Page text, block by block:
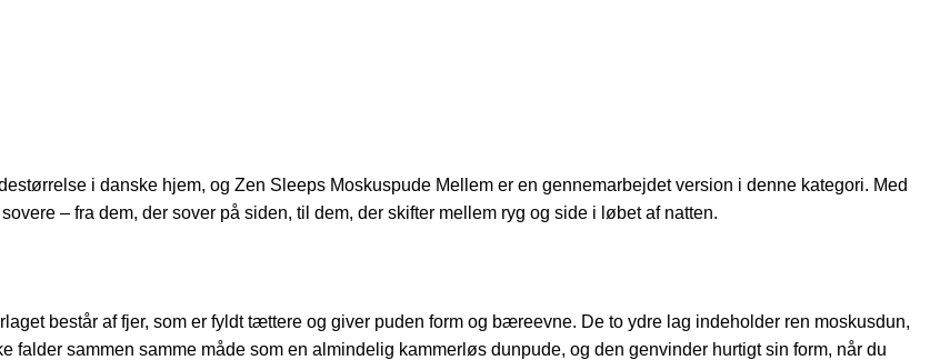
i danske hjem, og Zen Sleeps Moskuspude Mellem er en gennemarbejdet version i denne kategori. Med
– fra dem, der sover på siden, til dem, der skifter mellem ryg og side i løbet af natten.
består af fjer, som er fyldt tættere og giver puden form og bæreevne. De to ydre lag indeholder ren moskusdun,
falder sammen samme måde som en almindelig kammerløs dunpude, og den genvinder hurtigt sin form, når du